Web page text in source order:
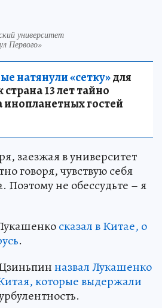
университет
Первого»
натянули «сетку»для
13 лет тайно
инопланетных гостей
заезжая в университет
говоря, чувствую себя
Поэтому не обессудьте – я
сказал в Китае, о
.
назвал Лукашенко
которые выдержали